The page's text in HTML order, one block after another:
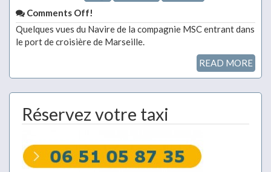
Comments Off!
Quelques vues du Navire de la compagnie MSC entrant dans
le port de croisière de Marseille.
READ MORE
Réservez votre taxi